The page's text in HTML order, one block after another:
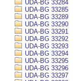
UDA-BG 33284
UDA-BG 33285
UDA-BG 33289
UDA-BG 33290
UDA-BG 33291
UDA-BG 33292
UDA-BG 33293
UDA-BG 33294
UDA-BG 33295
UDA-BG 33296
UDA-BG 33297